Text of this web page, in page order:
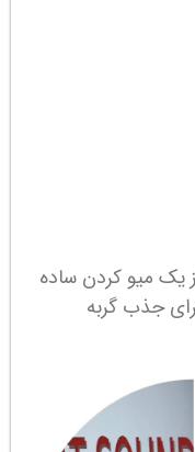
یک میو کردن ساده
جذب گربه